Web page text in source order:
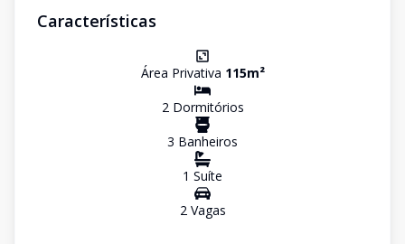
Características
Área Privativa 115m²
2Dormitórios
3 Banheiros
1 Suíte
2Vagas